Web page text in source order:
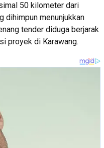
50 kilometer dari
dihimpun menunjukkan
tender diduga berjarak
proyek di Karawang.